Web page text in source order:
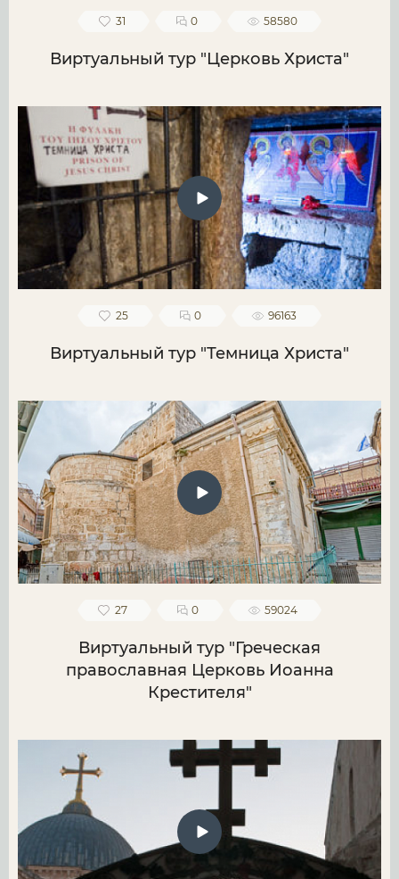
31 0 58580
Виртуальный тур "Церковь Христа"
25 0 96163
Виртуальный тур "Темница Христа"
27 0 59024
Виртуальный тур "Греческая
православная Церковь Иоанна
Крестителя"